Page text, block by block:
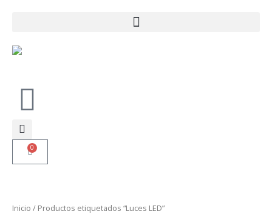
0
Carrito
Inicio / Productos etiquetados “Luces LED”